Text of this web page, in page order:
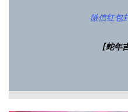
微信红包
【蛇年